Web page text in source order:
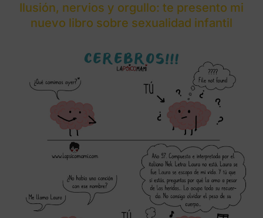
Ilusión, nervios y orgullo: te presento mi
nuevo libro sobre sexualidad infantil